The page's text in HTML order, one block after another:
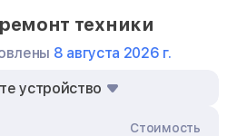
техники
8 августа 2026 г.
устройство
Стоимость